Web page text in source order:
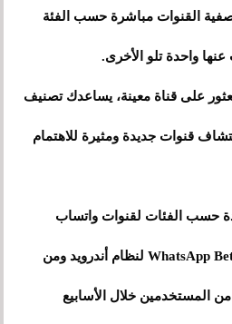
القنوات مباشرة حسب الفئة
واحدة تلو الأخرى.
على قناة معينة، يساعدك تصنيف
قنوات جديدة ومثيرة للاهتمام
حسب الفئات لقنوات واتساب
متاحة الآن لبعض مختبري WhatsApp Beta لنظام أندرويد ومن
المستخدمين خلال الأسابيع